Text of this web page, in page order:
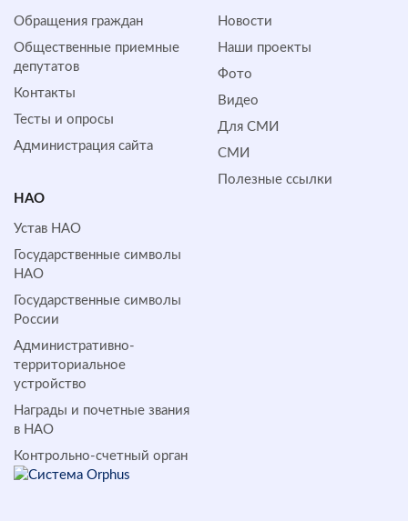
Обращения граждан
Общественные приемные
депутатов
Контакты
Тесты и опросы
Администрация сайта
Новости
Наши проекты
Фото
Видео
Для СМИ
СМИ
Полезные ссылки
НАО
Устав НАО
Государственные символы
НАО
Государственные символы
России
Административно-
территориальное
устройство
Награды и почетные звания
в НАО
Контрольно-счетный орган